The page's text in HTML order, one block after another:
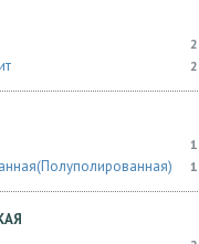
2
2
1
1